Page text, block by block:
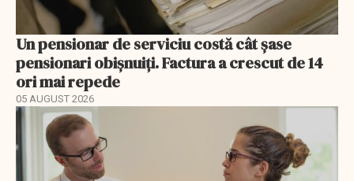
Un pensionar de serviciu costă cât șase
pensionari obișnuiți. Factura a crescut de 14
ori mai repede
05 AUGUST 2026